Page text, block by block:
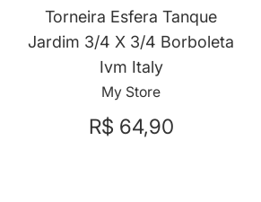
Torneira Esfera Tanque
Jardim 3/4 X 3/4 Borboleta
Ivm Italy
My Store
R$ 64,90